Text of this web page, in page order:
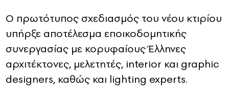
Ο πρωτότυπος σχεδιασμός του νέου κτιρίου
υπήρξε αποτέλεσμα εποικοδομητικής
συνεργασίας με κορυφαίους Έλληνες
αρχιτέκτονες, μελετητές, interior και graphic
designers, καθώς και lighting experts.